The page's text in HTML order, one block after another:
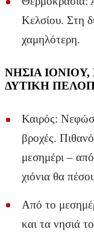
Κελσίου. Στη
χαμηλότερη.
ΝΗΣΙΑ
ΔΥΤΙΚΗ
Καιρός:
βροχές.
μεσημέρι –
χιόνια θα
Από το
και τα νησιά